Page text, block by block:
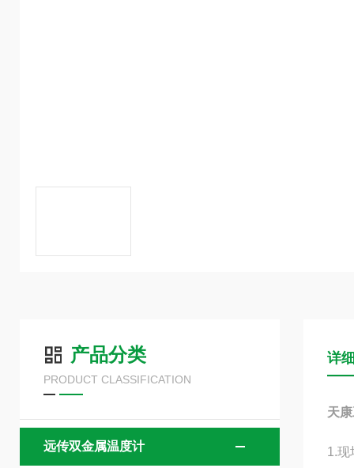
产品分类
PRODUCT CLASSIFICATION
远传双金属温度计
详
天
1.现